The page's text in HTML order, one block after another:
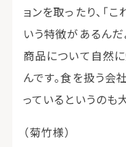
ョンを取ったり、「
いう特徴があるんだ
商品について自然
んです。食を扱う会
っているというのも
（菊竹様）